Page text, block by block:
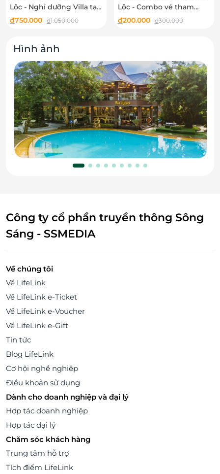
Lộc - Nghỉ dưỡng Villa tại
Tea Bảo Lộc Resort
đ750.000 đ1.050.000
Lộc - Combo vé tham
quan vui chơi tại Tea Bảo
đ200.000 đ300.000
Hình ảnh
Công ty cổ phần truyền thông Sông
Sáng - SSMEDIA
Về chúng tôi
Về LifeLink
Về LifeLink e-Ticket
Về LifeLink e-Voucher
Về LifeLink e-Gift
Tin tức
Blog LifeLink
Cơ hội nghề nghiệp
Điều khoản sử dụng
Dành cho doanh nghiệp và đại lý
Hợp tác doanh nghiệp
Hợp tác đại lý
Chăm sóc khách hàng
Trung tâm hỗ trợ
Tích điểm LifeLink